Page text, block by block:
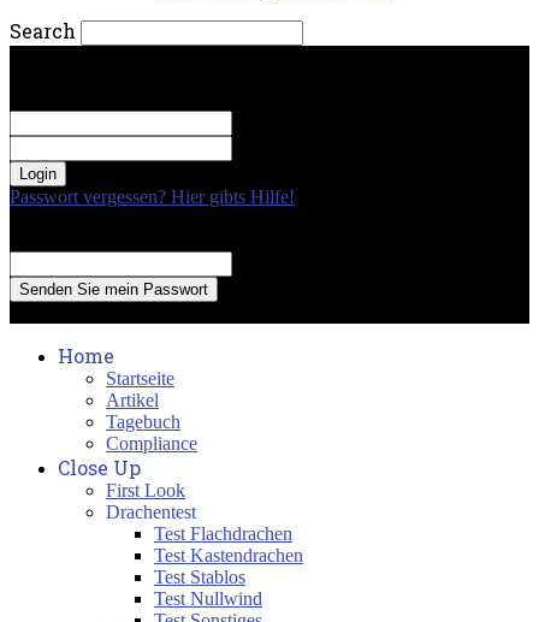
Search
Passwort vergessen? Hier gibts Hilfe!
Home
Startseite
Artikel
Tagebuch
Compliance
Close Up
First Look
Drachentest
Test Flachdrachen
Test Kastendrachen
Test Stablos
Test Nullwind